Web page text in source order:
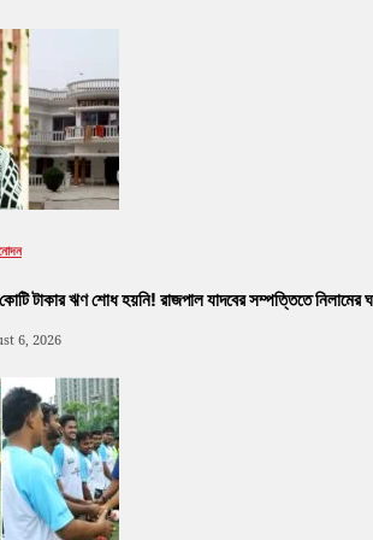
টাকার ঋণ শোধ হয়নি! রাজপাল যাদবের সম্পত্তিতে নিলামের
6, 2026